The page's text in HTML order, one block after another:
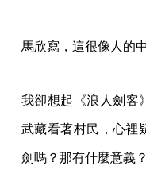
馬欣寫，這很像人的中
我卻想起《浪人劍
武藏看著村民，心裡
劍嗎？那有什麼意義？